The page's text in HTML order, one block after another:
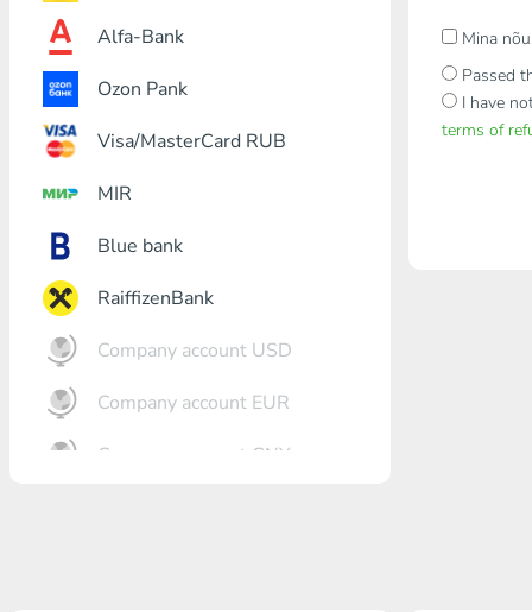
Alfa-Bank
Ozon Pank
Visa/MasterCard RUB
MIR
Blue bank
RaiffizenBank
Company account USD
Company account EUR
Company account CNY
Mina
Passed
I have
terms of